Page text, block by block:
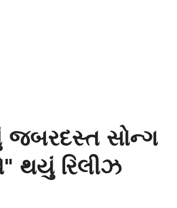
જબરદસ્ત સોન્ગ
થયું રિલીઝ